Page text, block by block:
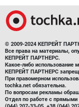
© 2009-2024 КЕПРЕЙТ
Все права на материалы,
КЕПРЕЙТ ПАРТНЕРС.
Какое-либо использование
КЕПРЕЙТ ПАРТНЕРС
При правомерном
tochka.net обязательна.
По вопросам рекламы
Отдел по работе с прямыми